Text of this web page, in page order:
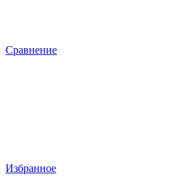
Сравнение
Избранное